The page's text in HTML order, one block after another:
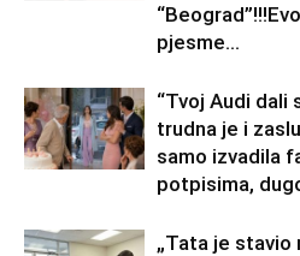
pjesme...
“Tvoj Audi dali
trudna je i
samo izvadila
potpisima,
„Tata je stavio